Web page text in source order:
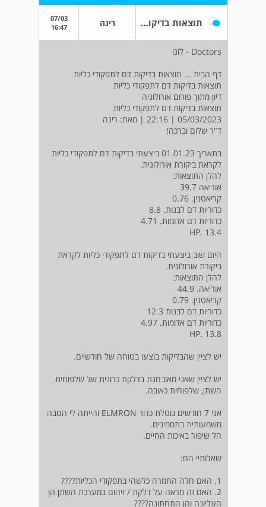
תוצאות בדיקות דם לתפקודי כליות רינה
07/03
16:47
Doctors - לוגו
דף הבית ... תוצאות בדיקות דם לתפקודי כליות
תוצאות בדיקות דם לתפקודי כליות
דיון מתוך פורום אורולוגיה
תוצאות בדיקות דם לתפקודי כליות
05/03/2023 | 22:16 | מאת: רינה
ד"ר שלום וברכה!
בתאריך 01.01.23 ביצעתי בדיקות דם לתפקודי כליות
לקראת ביקורת אורולוגית.
להלן התוצאות:
אוריאה 39.7
קריאטנין. 0.76
כדוריות דם לבנות. 8.8
כדוריות דם אדומות. 4.71
HP. 13.4
היום שוב ביצעתי בדיקות דם לתפקודי כליות לקראת
ביקורת אורולוגית.
להלן התוצאות:
אוריאה. 44.9
קריאטנין. 0.79
כדוריות דם לבנות 12.3
כדוריות דם אדומות. 4.97
HP. 13.8
יש לציין שהבדיקות בוצעו בטוחה של חודשיים.
יש לציין שאני מאובחנת בדלקת כרונית של שלפוחית
השתן, שלפוחית כאובה.
אני 7 חודשים נוטלת כדור ELMRON והייתה לי הטבה
משמעותית בתסמינים.
חל שיפור באיכות החיים.
שאלותיי הם:
1. האם חלה החמרה כלשהי בתפקודי הכליות????
2. האם זה מראה על דלקת / זיהום במערכת השתן הן
העליונה והן התחתונה????